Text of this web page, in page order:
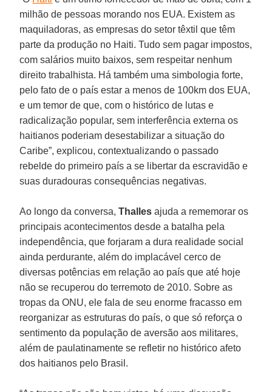
milhão de pessoas morando nos EUA. Existem as
maquiladoras, as empresas do setor têxtil que têm
parte da produção no Haiti. Tudo sem pagar impostos,
com salários muito baixos, sem respeitar nenhum
direito trabalhista. Há também uma simbologia forte,
pelo fato de o país estar a menos de 100km dos EUA,
e um temor de que, com o histórico de lutas e
radicalização popular, sem interferência externa os
haitianos poderiam desestabilizar a situação do
Caribe”, explicou, contextualizando o passado
rebelde do primeiro país a se libertar da escravidão e
suas duradouras consequências negativas.
Ao longo da conversa,Thalles ajuda a rememorar os
principais acontecimentos desde a batalha pela
independência, que forjaram a dura realidade social
ainda perdurante, além do implacável cerco de
diversas potências em relação ao país que até hoje
não se recuperou do terremoto de 2010. Sobre as
tropas da ONU, ele fala de seu enorme fracasso em
reorganizar as estruturas do país, o que só reforça o
sentimento da população de aversão aos militares,
além de paulatinamente se refletir no histórico afeto
dos haitianos pelo Brasil.